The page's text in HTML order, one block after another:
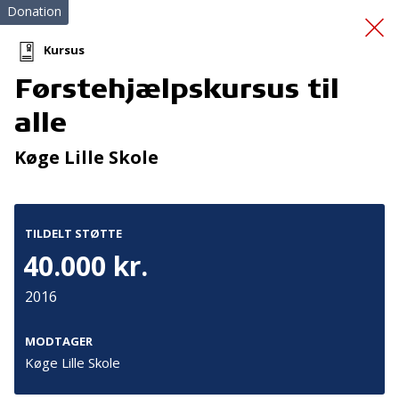
legevenligt
udendørsareal
Donation
Kursus
Førstehjælpskursus til
alle
Køge Lille Skole
TILDELT STØTTE
40.000 kr.
2016
MODTAGER
Køge Lille Skole
Tilmeld nyhedsbrev
De seneste nyheder om TrygFondens og TryghedsGruppens
aktiviteter direkte i din indbakke.